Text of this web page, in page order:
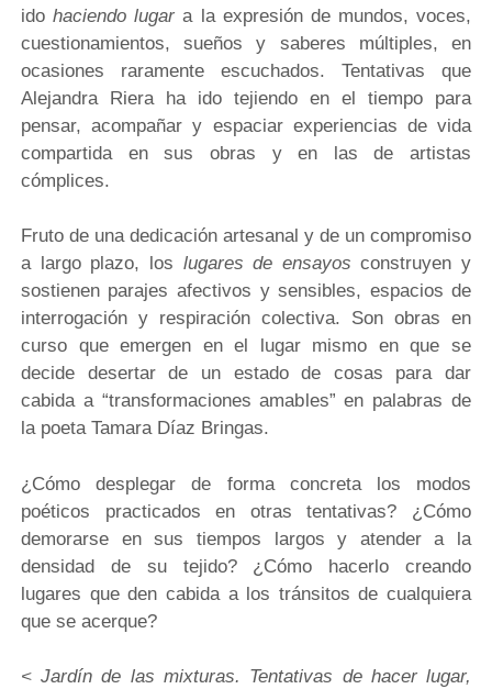
idohaciendo lugar a la expresión de mundos, voces,
cuestionamientos, sueños y saberes múltiples, en
ocasiones raramente escuchados. Tentativas que
Alejandra Riera ha ido tejiendo en el tiempo para
pensar, acompañar y espaciar experiencias de vida
compartida en sus obras y en las de artistas
cómplices.
Fruto de una dedicación artesanal y de un compromiso
a largo plazo, los lugares de ensayos construyen y
sostienen parajes afectivos y sensibles, espacios de
interrogación y respiración colectiva. Son obras en
curso que emergen en el lugar mismo en que se
decide desertar de un estado de cosas para dar
cabida a “transformaciones amables” en palabras de
la poeta Tamara Díaz Bringas.
¿Cómo desplegar de forma concreta los modos
poéticos practicados en otras tentativas? ¿Cómo
demorarse en sus tiempos largos y atender a la
densidad de su tejido? ¿Cómo hacerlo creando
lugares que den cabida a los tránsitos de cualquiera
que se acerque?
< Jardín de las mixturas. Tentativas de hacer lugar,